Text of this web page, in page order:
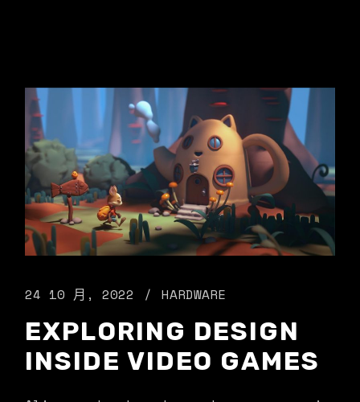
24 10 月, 2022 HARDWARE
EXPLORING DESIGN
INSIDE VIDEO GAMES